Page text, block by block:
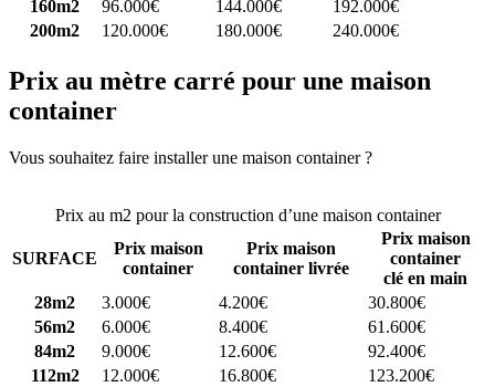
160m2
96.000€ 144.000€
192.000€
200m2
120.000€ 180.000€ 240.000€
Prix au mètre carré pour une maison
container
Vous souhaitez faire installer une maison container ?
Prix au m2 pour la construction d’une maison container
SURFACE
Prix maison
container
Prix maison
container livrée
Prix maison
container
clé en main
28m2
3.000€ 4.200€
30.800€
56m2
6.000€ 8.400€
61.600€
84m2
9.000€ 12.600€
92.400€
112m2
12.000€ 16.800€
123.200€